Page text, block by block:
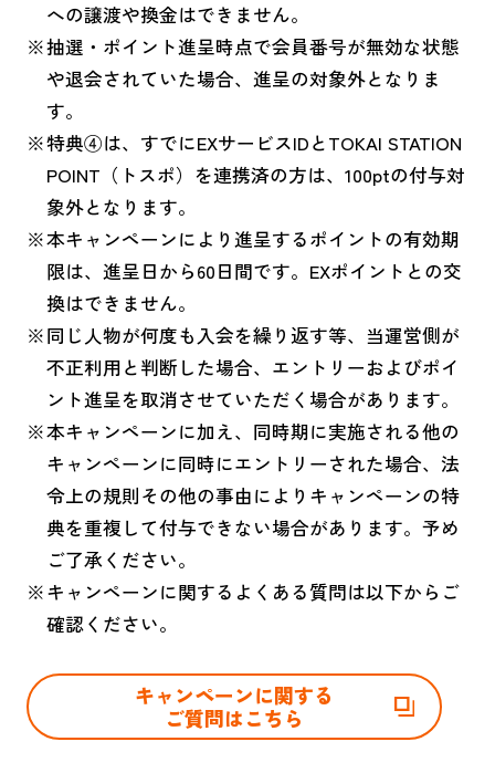
への譲渡や換金はできません。
抽選・ポイント進呈時点で会員番号が無効な状態
や退会されていた場合、進呈の対象外となりま
す。
特典④は、すでにEXサービスIDとTOKAI STATION
POINT（トスポ）を連携済の方は、100ptの付与対
象外となります。
本キャンペーンにより進呈するポイントの有効期
限は、進呈日から60日間です。EXポイントとの交
換はできません。
同じ人物が何度も入会を繰り返す等、当運営側が
不正利用と判断した場合、エントリーおよびポイ
ント進呈を取消させていただく場合があります。
本キャンペーンに加え、同時期に実施される他の
キャンペーンに同時にエントリーされた場合、法
令上の規則その他の事由によりキャンペーンの特
典を重複して付与できない場合があります。予め
ご了承ください。
キャンペーンに関するよくある質問は以下からご
確認ください。
キャンペーンに関する
ご質問はこちら